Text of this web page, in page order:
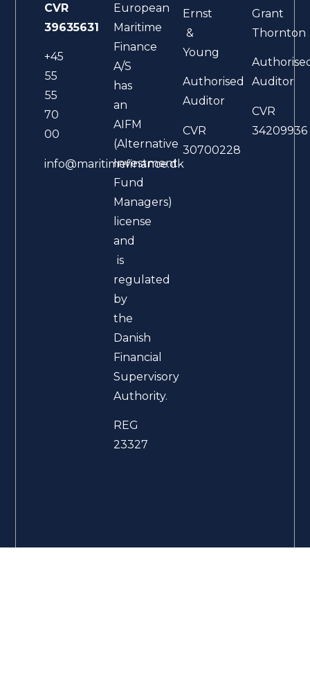
CVR
39635631
+45
55
55
70
00
info@maritimefinance.dk
European
Maritime
Finance
A/S
has
an
AIFM
(Alternative
Investment
Fund
Managers)
license
and
is
regulated
by
the
Danish
Financial
Supervisory
Authority.
REG
23327
Ernst
&
Young
Authorised
Auditor
CVR
30700228
Grant
Thornton
Auditor
CVR
34209936